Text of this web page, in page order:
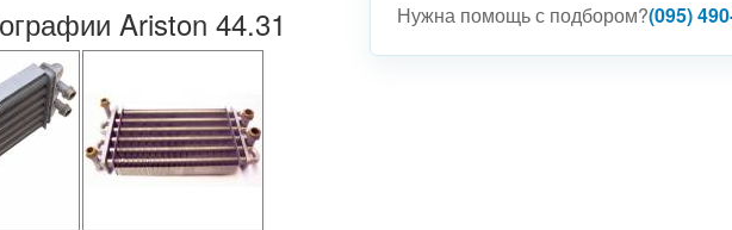
Нужна помощь с подбором?(095)
Ariston 44.31